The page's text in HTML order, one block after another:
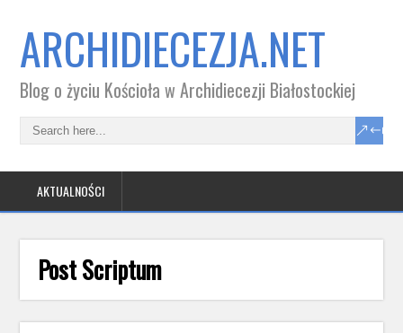
ARCHIDIECEZJA.NET
Blog o życiu Kościoła w Archidiecezji Białostockiej
AKTUALNOŚCI
Post Scriptum